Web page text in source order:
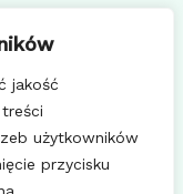
jakość
użytkowników
przycisku